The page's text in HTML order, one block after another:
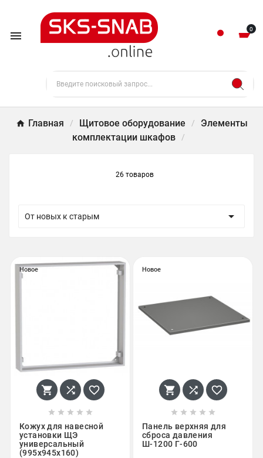
 0
Главная Щитовое оборудование
Элементы
комплектации шкафов
26 товаров
От новых к старым 
Новое
  
    
Кожух для навесной
установки ЩЭ
универсальный
(995х945х160)
Новое
  
    
Панель верхняя для
сброса давления
Ш-1200 Г-600